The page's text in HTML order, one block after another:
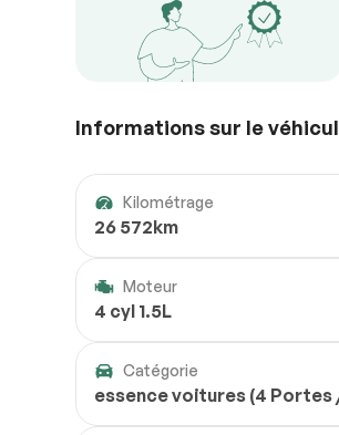
Informations sur le
Kilométrage
26 572km
Moteur
4 cyl 1.5L
Catégorie
essence voitures (4 Portes